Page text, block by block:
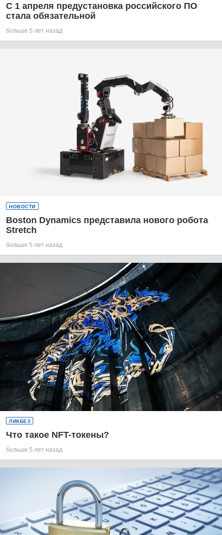
С 1 апреля предустановка российского ПО
стала обязательной
больше 5 лет назад
НОВОСТИ
Boston Dynamics представила нового робота
Stretch
больше 5 лет назад
ЛИКБЕЗ
Что такое NFT-токены?
больше 5 лет назад